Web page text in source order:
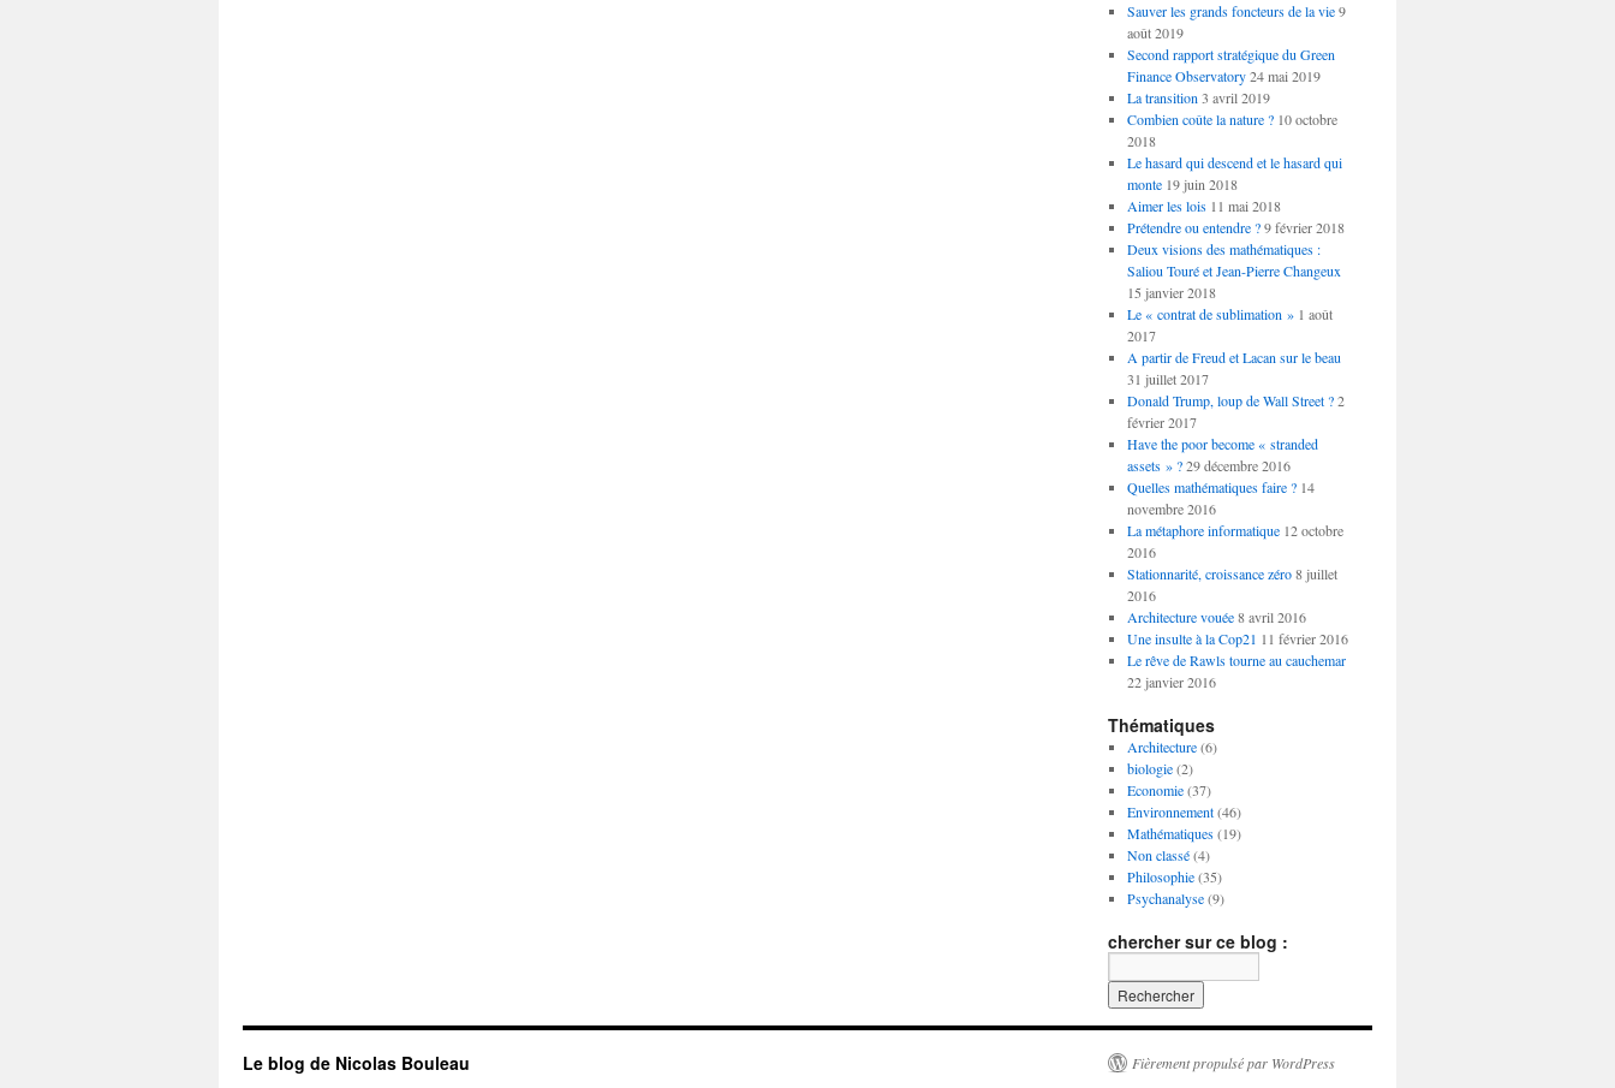
Sauver les grands foncteurs de la vie 9
août 2019
Second rapport stratégique du Green
Finance Observatory 24 mai 2019
La transition 3 avril 2019
Combien coûte la nature ? 10 octobre
2018
Le hasard qui descend et le hasard qui
monte 19 juin 2018
Aimer les lois 11 mai 2018
Prétendre ou entendre ? 9 février 2018
Deux visions des mathématiques :
Saliou Touré et Jean-Pierre Changeux
15 janvier 2018
Le « contrat de sublimation » 1 août
2017
A partir de Freud et Lacan sur le beau
31 juillet 2017
Donald Trump, loup de Wall Street ? 2
février 2017
Have the poor become « stranded
assets » ? 29 décembre 2016
Quelles mathématiques faire ? 14
novembre 2016
La métaphore informatique 12 octobre
2016
Stationnarité, croissance zéro 8 juillet
2016
Architecture vouée 8 avril 2016
Une insulte à la Cop21 11 février 2016
Le rêve de Rawls tourne au cauchemar
22 janvier 2016
Thématiques
Architecture(6)
biologie(2)
Economie(37)
Environnement(46)
Mathématiques(19)
Non classé(4)
Philosophie(35)
Psychanalyse(9)
chercher sur ce blog :
Le blog de Nicolas Bouleau Fièrement propulsé par WordPress